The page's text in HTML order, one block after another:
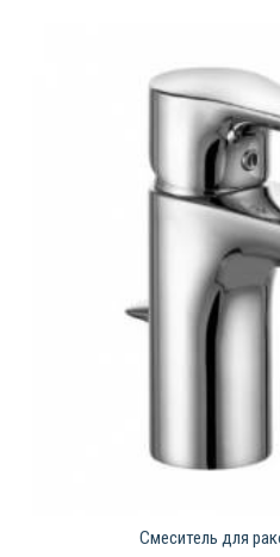
Смеситель для